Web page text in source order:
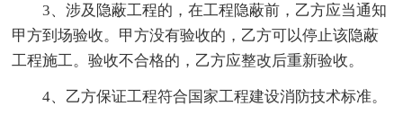
3、涉及隐蔽工程的，在工程隐蔽前，乙方应当通知
甲方到场验收。甲方没有验收的，乙方可以停止该隐蔽
工程施工。验收不合格的，乙方应整改后重新验收。
4、乙方保证工程符合国家工程建设消防技术标准。